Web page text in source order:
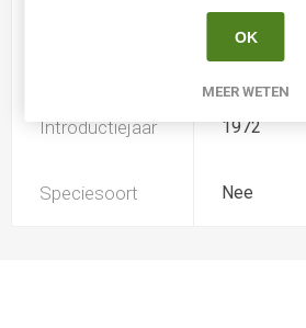
Marsh
Introductiejaar 1972
Speciesoort Nee
OK
MEER WETEN